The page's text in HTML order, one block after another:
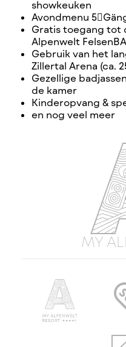
showkeuken
Avondmenu
Gratis toegang tot
Alpenwelt
Gebruik van het
Zillertal Arena (ca.
Gezellige
de kamer
Kinderopvang &
en nog veel meer
MY